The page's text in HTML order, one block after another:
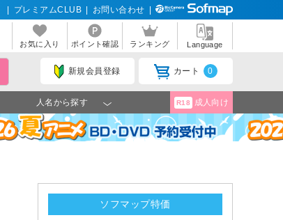
プレミアムCLUB お問い合わせ
お気に入り ポイント確認 ランキング Language
新規会員登録 カート 0
人名から探す R18 成人向け
ソフマップ特価